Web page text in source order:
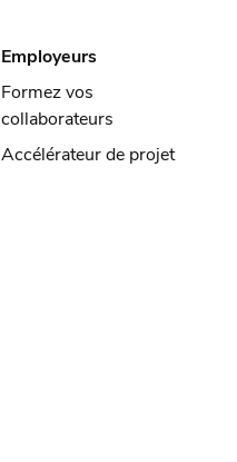
Employeurs
Formez vos
collaborateurs
Accélérateur de projet